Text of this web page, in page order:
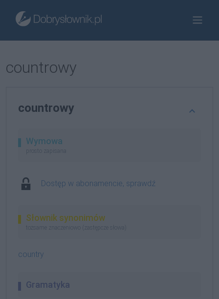
countrowy
countrowy
Wymowa
prosto zapisana
Dostęp w abonamencie, sprawdź
Słownik synonimów
tożsame znaczeniowo (zastępcze słowa)
country
Gramatyka